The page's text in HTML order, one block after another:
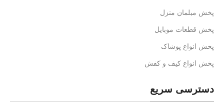
پخش مبلمان منزل
پخش قطعات موبایل
پخش انواع پوشاک
پخش انواع کیف و کفش
دسترسی سریع